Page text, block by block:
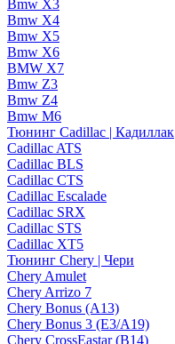
Bmw X3
Bmw X4
Bmw X5
Bmw X6
BMW X7
Bmw Z3
Bmw Z4
Bmw М6
Тюнинг Cadillac | Кадиллак
Cadillac ATS
Cadillac BLS
Cadillac CTS
Cadillac Escalade
Cadillac SRX
Cadillac STS
Cadillac XT5
Тюнинг Chery | Чери
Chery Amulet
Chery Arrizo 7
Chery Bonus (A13)
Chery Bonus 3 (E3/A19)
Chery CrossEastar (B14)